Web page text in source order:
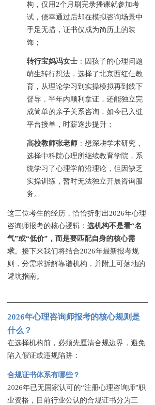
构，仅用2个月刷完录播课就参加考
试，侥幸通过后却在模拟咨询场景中
手足无措，证书仅成为简历上的装
饰；
转行宝妈冯女士 ：因孩子的心理问题
萌生转行想法，选择了北京西红仕教
育，从理论学习到实操模拟再到线下
督导，半年内顺利拿证，还能独立完
成简单的亲子关系咨询，如今已入驻
平台接单，时薪逐步提升；
高校教师张老师 ：想深耕学术研究，
选择中科院心理所继续教育学院，系
统学习了心理学前沿理论，但因缺乏
实操训练，暂时无法独立开展咨询服
务。
这三位考生的经历，恰恰折射出2026年心理
咨询师报考的核心逻辑： 选机构不是看“名
气”或“低价”，而是要匹配自身的核心需
求。接下来我们将结合2026年最新报考规
则，分需求拆解靠谱机构，并附上可落地的
避坑指南。
2026年心理咨询师报考的核心规则是
什么？
在选择机构前，必须先厘清合规边界，避免
陷入假证或违规陷阱：
合规证书体系有哪些？
2026年已无国家认可的“注册心理咨询师”职
业资格，目前行业公认的合规证书分为三